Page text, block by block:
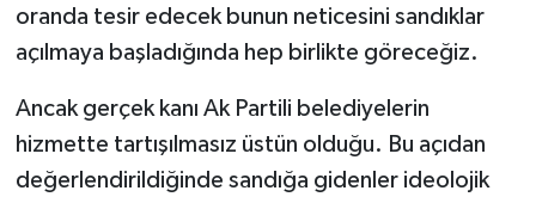
oranda tesir edecek bunun neticesini sandıklar
açılmaya başladığında hep birlikte göreceğiz.
Ancak gerçek kanı Ak Partili belediyelerin
hizmette tartışılmasız üstün olduğu. Bu açıdan
değerlendirildiğinde sandığa gidenler ideolojik